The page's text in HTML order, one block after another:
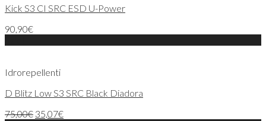
Kick S3 CI SRC ESD U-Power
90,90€
Idrorepellenti
D Blitz Low S3 SRC Black Diadora
75,00€ 35,07€